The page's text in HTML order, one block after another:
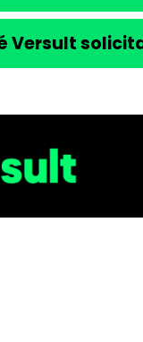
Versult